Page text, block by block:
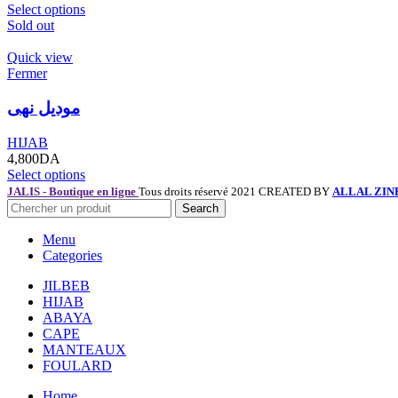
Select options
Sold out
Quick view
Fermer
موديل نهى
HIJAB
4,800DA
Select options
JALIS - Boutique en ligne Tous droits réservé 2021 CREATED BY ALLAL
Search
Menu
Categories
JILBEB
HIJAB
ABAYA
CAPE
MANTEAUX
FOULARD